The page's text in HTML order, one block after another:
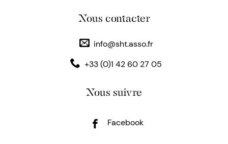
Nous contacter
info@sht.asso.fr
+33 (0)1 42 60 27 05
Nous suivre
Facebook